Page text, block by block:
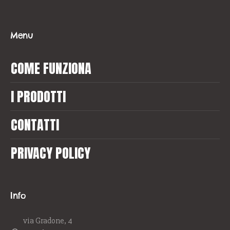
Menu
COME FUNZIONA
I PRODOTTI
CONTATTI
PRIVACY POLICY
Info
via Gradone, 4